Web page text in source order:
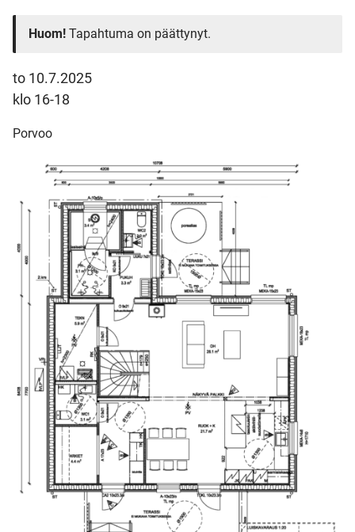
Huom! Tapahtuma on päättynyt.
to 10.7.2025
klo 16-18
Porvoo